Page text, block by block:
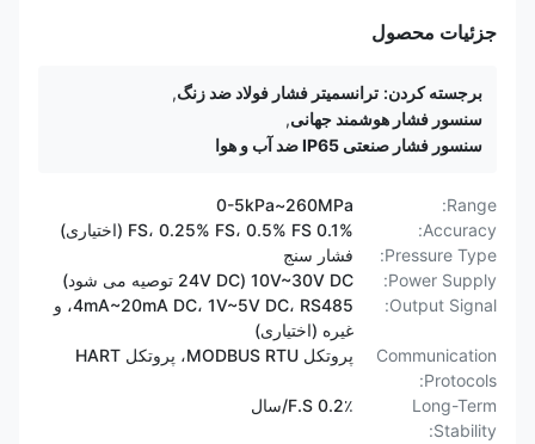
جزئیات محصول
برجسته کردن: ترانسمیتر فشار فولاد ضد زنگ,
سنسور فشار هوشمند جهانی,
سنسور فشار صنعتی IP65 ضد آب و هوا
Range:
0-5kPa~260MPa
Accuracy:
Pressure Type:
فشار سنج
Power Supply:
10V~30V DC (24V DC توصیه می شود)
Output Signal:
4mA~20mA DC، 1V~5V DC، RS485، و
غیره (اختیاری)
Communication
Protocols:
پروتکل MODBUS RTU، پروتکل HART
Long-Term
Stability: